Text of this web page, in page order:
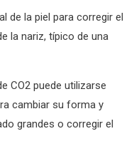
de la piel para corregir el
la nariz, típico de una
CO2 puede utilizarse
cambiar su forma y
grandes o corregir el